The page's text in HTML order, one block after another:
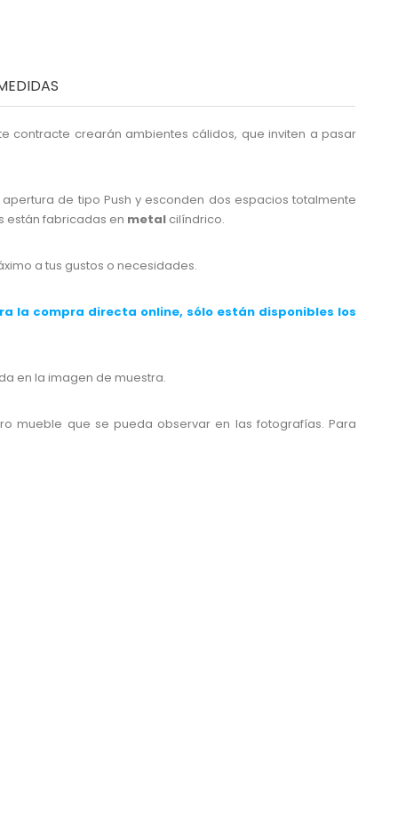
crearán ambientes cálidos, que inviten a pasar
de tipo Push y esconden dos espacios totalmente
están fabricadas en metal cilíndrico.
a tus gustos o necesidades.
la compra directa online, sólo están disponibles los
en la imagen de muestra.
mueble que se pueda observar en las fotografías. Para